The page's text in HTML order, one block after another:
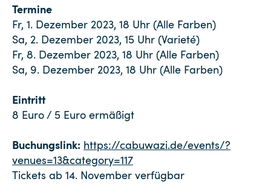
Termine
Fr, 1. Dezember 2023, 18 Uhr (Alle Farben)
Sa, 2. Dezember 2023, 15 Uhr (Varieté)
Fr, 8. Dezember 2023, 18 Uhr (Alle Farben)
Sa, 9. Dezember 2023, 18 Uhr (Alle Farben)
Eintritt
8 Euro / 5 Euro ermäßigt
Buchungslink: https://cabuwazi.de/events/?
venues=13&category=117
Tickets ab 14. November verfügbar